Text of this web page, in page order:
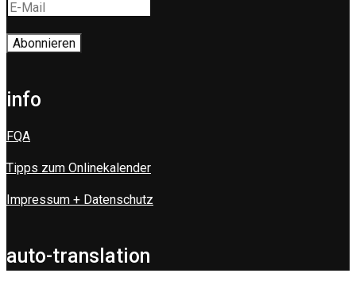
info
FQA
Tipps zum Onlinekalender
Impressum + Datenschutz
auto-translation